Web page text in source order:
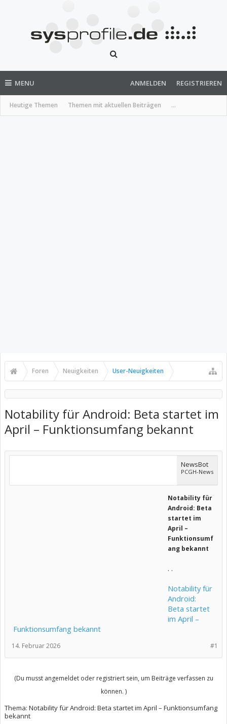
MENU
Heutige Themen Themen mit aktuellen Beiträgen ...
ANMELDEN REGISTRIEREN
Foren Neuigkeiten User-Neuigkeiten
Notability für Android: Beta startet im
April – Funktionsumfang bekannt
NewsBot
PCGH-News
Notability für
Android: Beta
startet im
April –
Funktionsumf
ang bekannt
. .
Notability für
Android:
Beta startet
im April –
Funktionsumfang bekannt
#1
14. Februar 2026
(Du musst angemeldet oder registriert sein, um Beiträge verfassen zu
können. )
Thema: Notability für Android: Beta startet im April – Funktionsumfang
bekannt